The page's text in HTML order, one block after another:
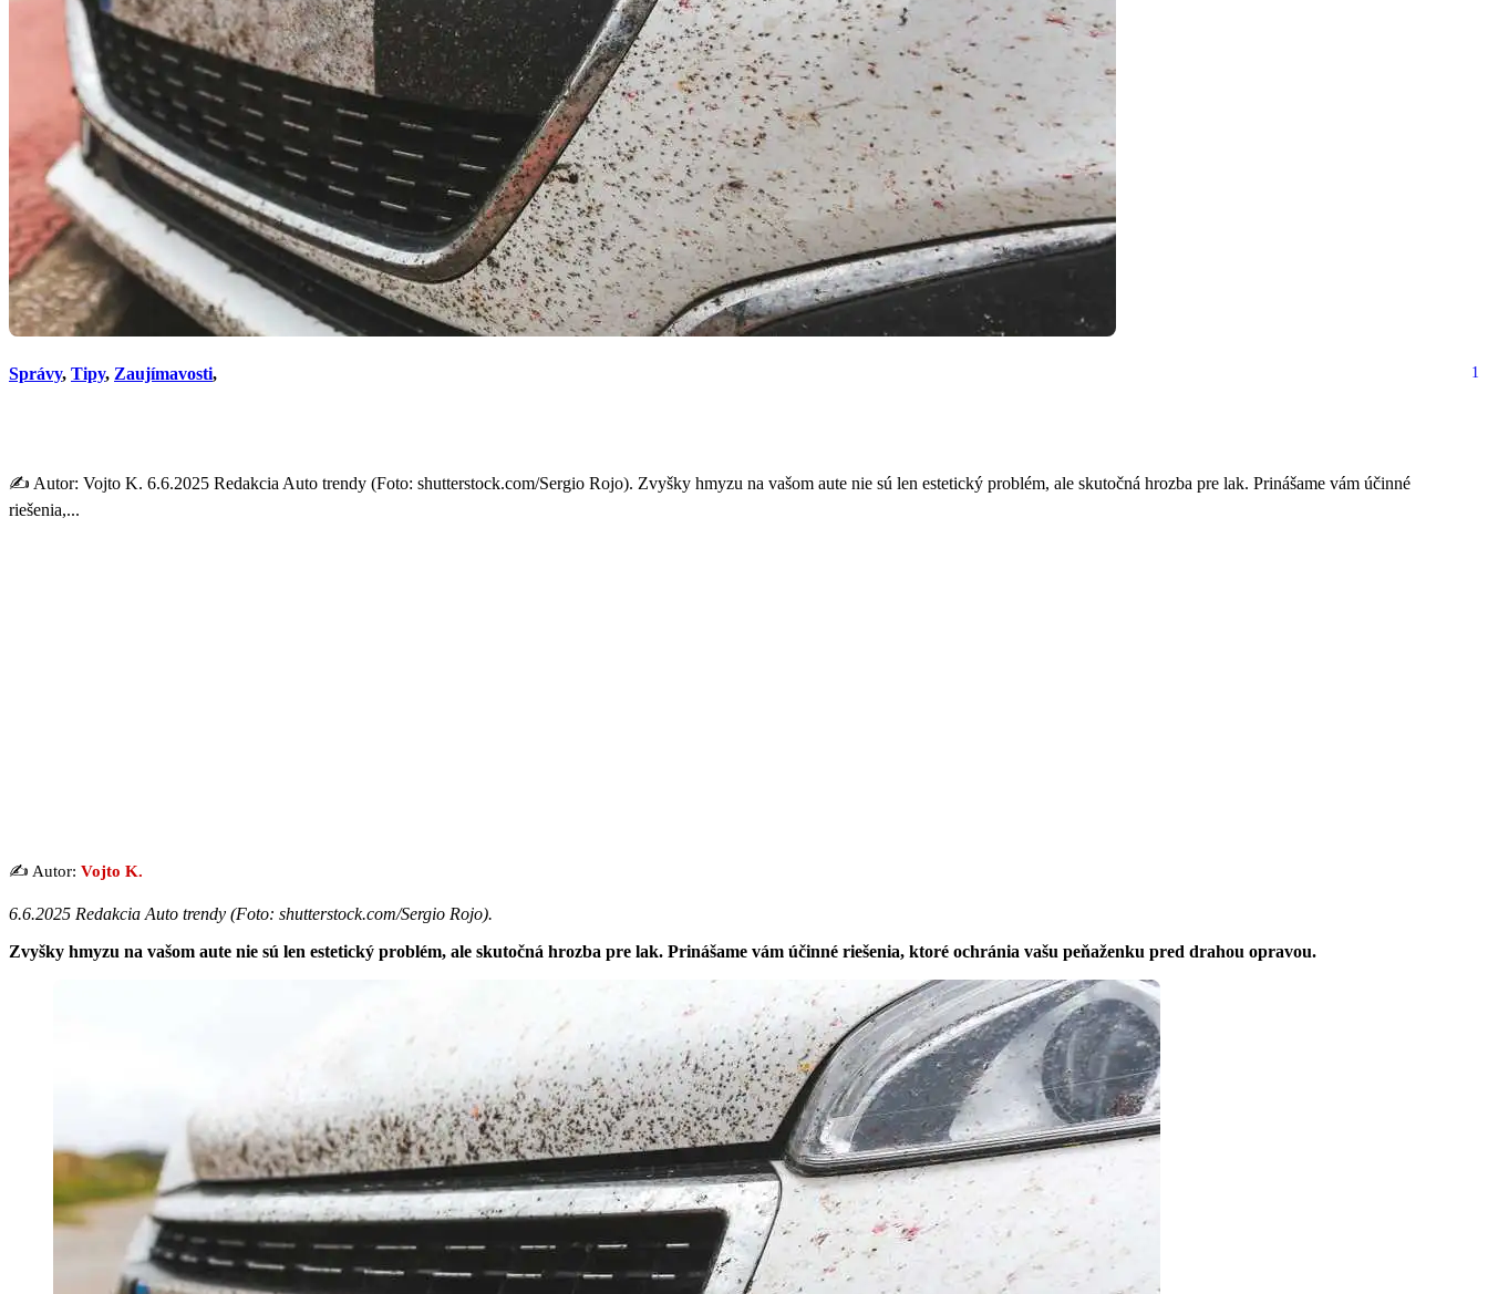
Správy, Tipy, Zaujímavosti, 1
✍️ Autor: Vojto K. 6.6.2025 Redakcia Auto trendy (Foto: shutterstock.com/Sergio Rojo). Zvyšky hmyzu na vašom aute nie sú len estetický problém, ale skutočná hrozba pre lak. Prinášame vám účinné
riešenia,...
✍️ Autor: Vojto K.
6.6.2025 Redakcia Auto trendy (Foto: shutterstock.com/Sergio Rojo).
Zvyšky hmyzu na vašom aute nie sú len estetický problém, ale skutočná hrozba pre lak. Prinášame vám účinné riešenia, ktoré ochránia vašu peňaženku pred drahou opravou.